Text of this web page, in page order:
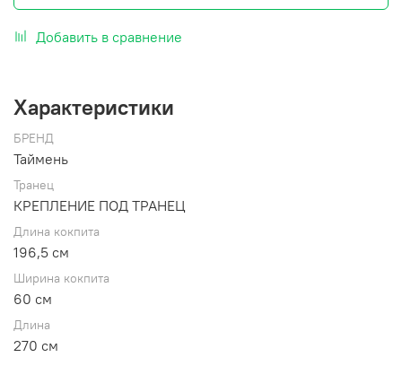
Добавить в сравнение
Характеристики
БРЕНД
Таймень
Транец
КРЕПЛЕНИЕ ПОД ТРАНЕЦ
Длина кокпита
196,5 см
Ширина кокпита
60 см
Длина
270 см